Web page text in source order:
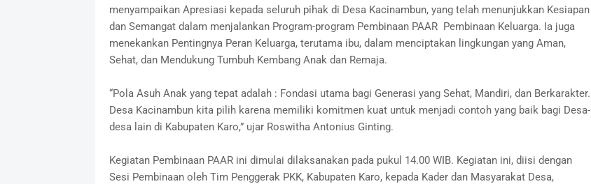
menyampaikan Apresiasi kepada seluruh pihak di Desa Kacinambun, yang telah menunjukkan Kesiapan
dan Semangat dalam menjalankan Program-program Pembinaan PAAR Pembinaan Keluarga. Ia juga
menekankan Pentingnya Peran Keluarga, terutama ibu, dalam menciptakan lingkungan yang Aman,
Sehat, dan Mendukung Tumbuh Kembang Anak dan Remaja.
“Pola Asuh Anak yang tepat adalah : Fondasi utama bagi Generasi yang Sehat, Mandiri, dan Berkarakter.
Desa Kacinambun kita pilih karena memiliki komitmen kuat untuk menjadi contoh yang baik bagi Desa-
desa lain di Kabupaten Karo,” ujar Roswitha Antonius Ginting.
Kegiatan Pembinaan PAAR ini dimulai dilaksanakan pada pukul 14.00 WIB. Kegiatan ini, diisi dengan
Sesi Pembinaan oleh Tim Penggerak PKK, Kabupaten Karo, kepada Kader dan Masyarakat Desa,